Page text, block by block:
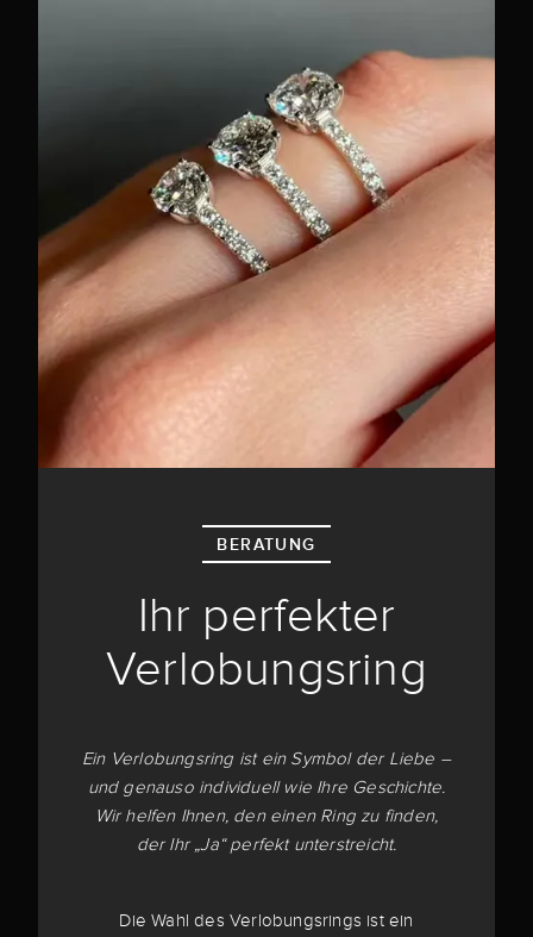
BERATUNG
Ihr perfekter
Verlobungsring
Ein Verlobungsring ist ein Symbol der Liebe –
und genauso individuell wie Ihre Geschichte.
Wir helfen Ihnen, den einen Ring zu finden,
der Ihr „Ja“ perfekt unterstreicht.
Die Wahl des Verlobungsrings ist ein